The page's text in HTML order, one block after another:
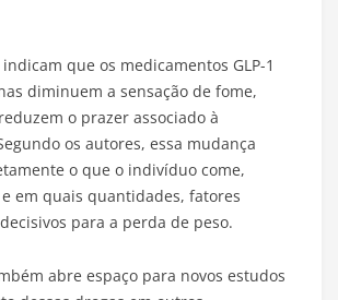
que os medicamentos GLP-1
diminuem a sensação de fome,
o prazer associado à
os autores, essa mudança
o que o indivíduo come,
em quais quantidades, fatores
para a perda de peso.
abre espaço para novos estudos